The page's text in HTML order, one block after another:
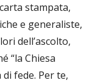
stampata,
e generaliste,
dell’ascolto,
“la Chiesa
fede. Per te,